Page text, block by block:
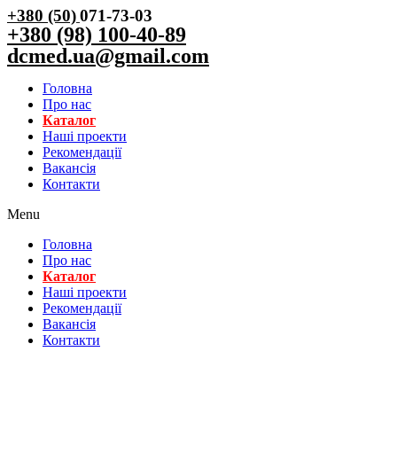
+380 (50)071-73-03
+380 (98) 100-40-89
dcmed.ua@gmail.com
Головна
Про нас
Каталог
Нашi проекти
Рекомендації
Вакансiя
Контакти
Menu
Головна
Про нас
Каталог
Нашi проекти
Рекомендації
Вакансiя
Контакти